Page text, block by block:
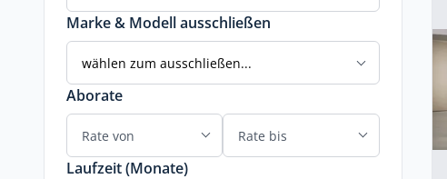
Marke & Modell ausschließen
wählen zum ausschließen...
Aborate
Laufzeit (Monate)